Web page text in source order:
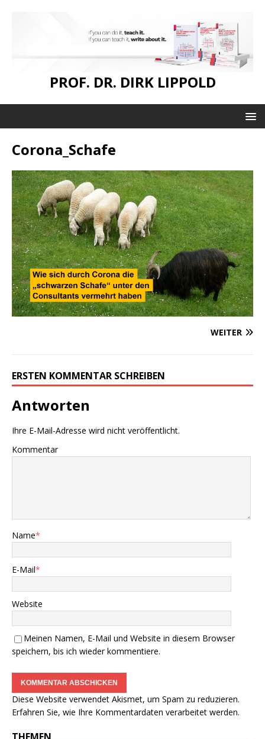
PROF. DR. DIRK LIPPOLD
Corona_Schafe
WEITER
ERSTEN KOMMENTAR SCHREIBEN
Antworten
Ihre E-Mail-Adresse wird nicht veröffentlicht.
Kommentar
Name*
E-Mail*
Website
Meinen Namen, E-Mail und Website in diesem Browser
speichern, bis ich wieder kommentiere.
Diese Website verwendet Akismet, um Spam zu reduzieren.
Erfahren Sie, wie Ihre Kommentardaten verarbeitet werden.